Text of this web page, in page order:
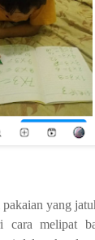
yang
cara melipat